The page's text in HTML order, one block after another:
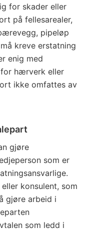
for skader eller
på fellesarealer,
pipeløp
kreve erstatning
enig med
hærverk eller
ikke omfattes av
gjøre
som er
konsulent, som
gjøre arbeid i
som ledd i